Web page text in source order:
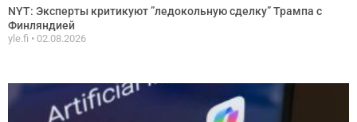
NYT: Эксперты критикуют ”ледокольную сделку” Трампа с
Финляндией
yle.fi 02.08.2026